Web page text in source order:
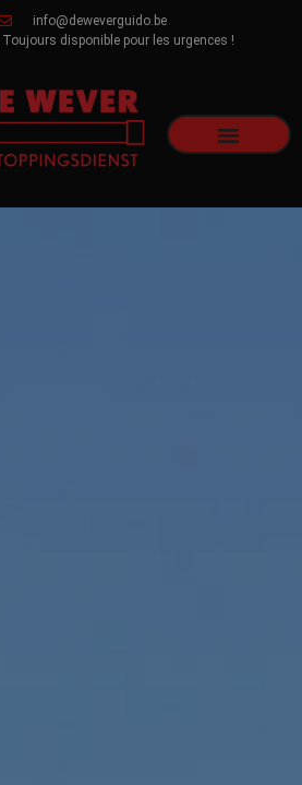
info@deweverguido.be
Toujours disponible pour les urgences !